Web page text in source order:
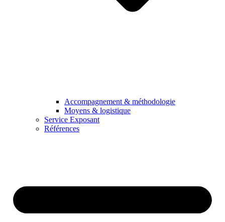
Accompagnement & méthodologie
Moyens & logistique
Service Exposant
Références